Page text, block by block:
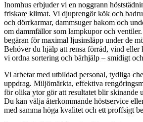
Inomhus erbjuder vi en noggrann
friskare klimat. Vi djuprengör kök och
och dörrkarmar, dammsuger bakom och
om dammfällor som lampkupor och
begäran för maximal ljusinsläpp under de
Behöver du hjälp att rensa förråd, vind
vi ordna sortering och bärhjälp – smidigt
Vi arbetar med utbildad personal, tydliga
uppdrag. Miljömärkta, effektiva
för olika ytor gör att resultatet blir skinande
Du kan välja återkommande höstservice
med samma höga kvalitet och ett proffsigt